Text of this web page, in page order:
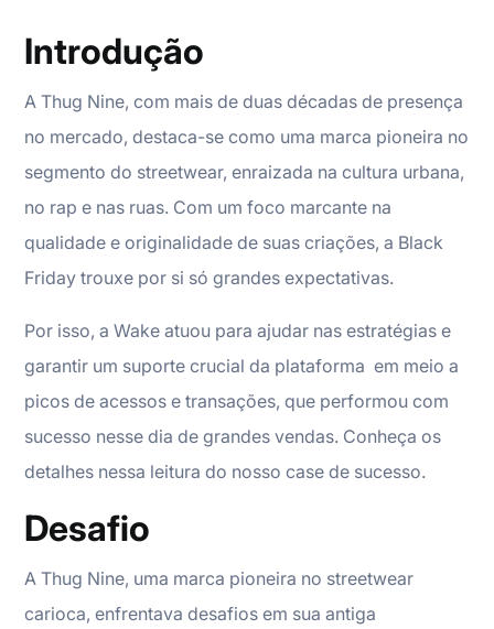
Introdução
A Thug Nine, com mais de duas décadas de presença
no mercado, destaca-se como uma marca pioneira no
segmento do streetwear, enraizada na cultura urbana,
no rap e nas ruas. Com um foco marcante na
qualidade e originalidade de suas criações, a Black
Friday trouxe por si só grandes expectativas.
Por isso, a Wake atuou para ajudar nas estratégias e
garantir um suporte crucial da plataforma em meio a
picos de acessos e transações, que performou com
sucesso nesse dia de grandes vendas. Conheça os
detalhes nessa leitura do nosso case de sucesso.
Desafio
A Thug Nine, uma marca pioneira no streetwear
carioca, enfrentava desafios em sua antiga